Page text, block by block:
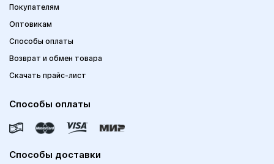
Покупателям
Оптовикам
Способы оплаты
Возврат и обмен товара
Скачать прайс-лист
Способы оплаты
Способы доставки